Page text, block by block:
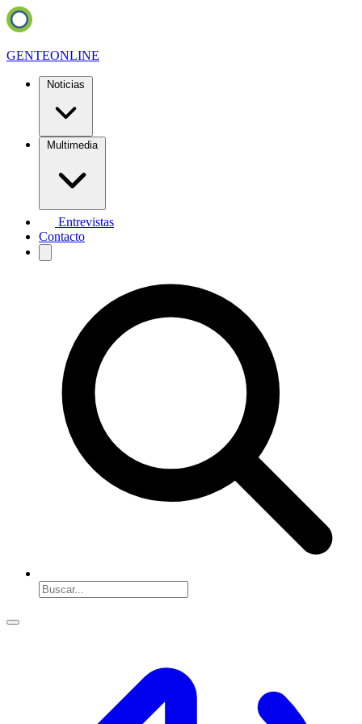
GENTEONLINE
Noticias
Multimedia
Entrevistas
Contacto